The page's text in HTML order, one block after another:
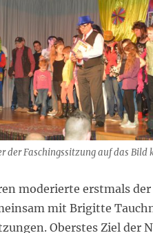
der Faschingssitzung auf das Bild
moderierte erstmals
mit Brigitte
Oberstes Ziel der